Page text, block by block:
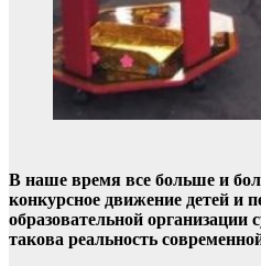
В наше время все больше и
конкурсное движение детей и
образовательной организации
такова реальность